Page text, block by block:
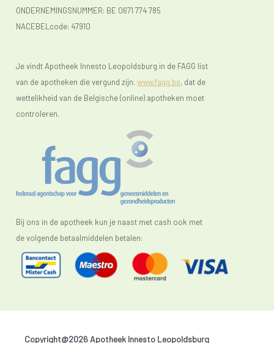
ONDERNEMINGSNUMMER: BE 0671 774 785
NACEBELcode: 47910
Je vindt Apotheek Innesto Leopoldsburg in de FAGG list
van de apotheken die vergund zijn. www.fagg.be, dat de
wettelikheid van de Belgische (online) apotheken moet
controleren.
Bij ons in de apotheek kun je naast met cash ook met
de volgende betaalmiddelen betalen:
Copyright@2026 Apotheek Innesto Leopoldsburg